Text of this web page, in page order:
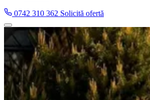
0742 310 362 Solicită ofertă